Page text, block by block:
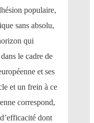
populaire,
sans absolu,
qui
le cadre de
et ses
et un frein à ce
correspond,
dont